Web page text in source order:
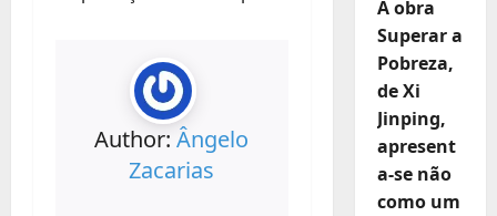
Author: Ângelo
Zacarias
A obra
Superar a
Pobreza,
de Xi
Jinping,
apresent
a-se não
como um